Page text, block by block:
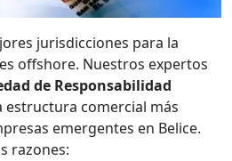
jurisdicciones para la
offshore. Nuestros expertos
de Responsabilidad
estructura comercial más
emergentes en Belice.
razones: